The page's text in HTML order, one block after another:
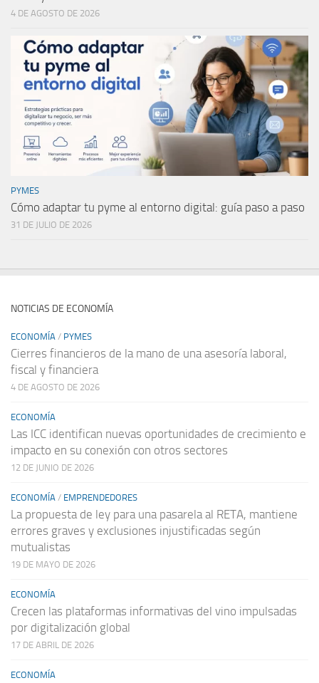
4 DE AGOSTO DE 2026
PYMES
Cómo adaptar tu pyme al entorno digital: guía paso a paso
31 DE JULIO DE 2026
NOTICIAS DE ECONOMÍA
ECONOMÍA / PYMES
Cierres financieros de la mano de una asesoría laboral,
fiscal y financiera
4 DE AGOSTO DE 2026
ECONOMÍA
Las ICC identifican nuevas oportunidades de crecimiento e
impacto en su conexión con otros sectores
12 DE JUNIO DE 2026
ECONOMÍA / EMPRENDEDORES
La propuesta de ley para una pasarela al RETA, mantiene
errores graves y exclusiones injustificadas según
mutualistas
19 DE MAYO DE 2026
ECONOMÍA
Crecen las plataformas informativas del vino impulsadas
por digitalización global
17 DE ABRIL DE 2026
ECONOMÍA